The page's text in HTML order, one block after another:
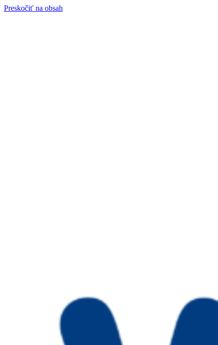
Preskočiť na obsah